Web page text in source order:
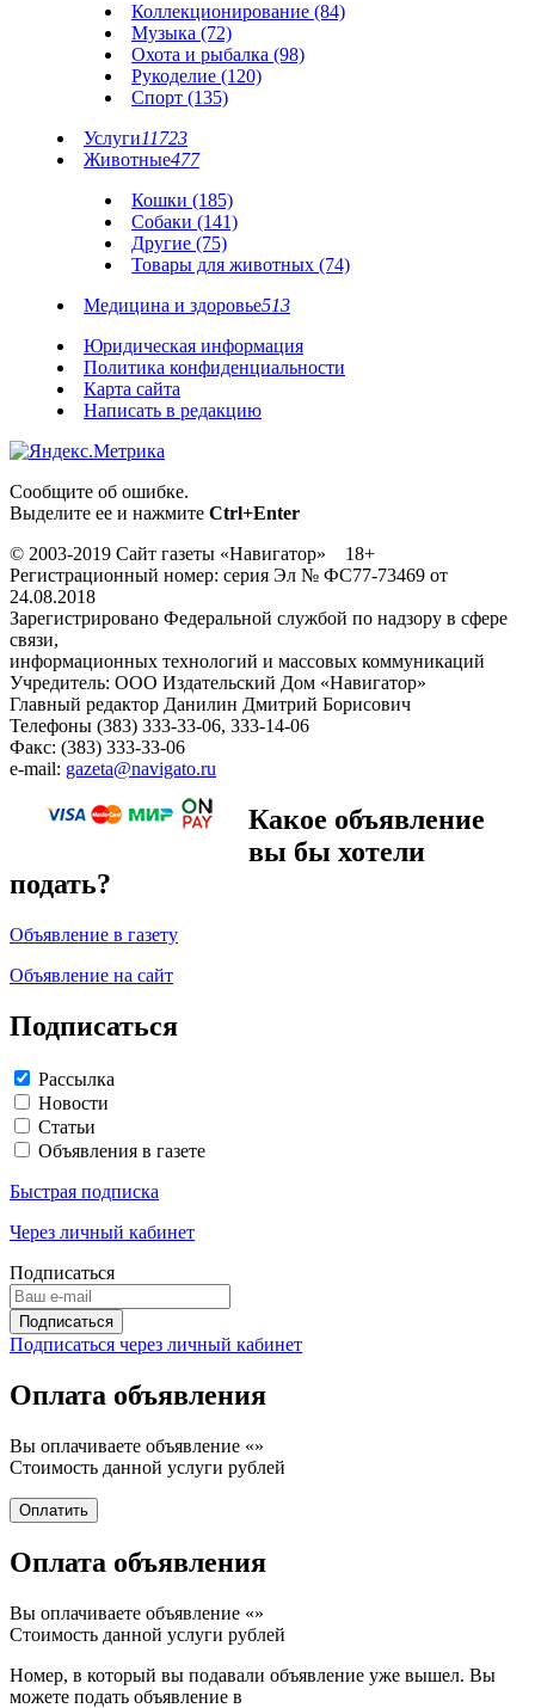
Коллекционирование (84)
Музыка (72)
Охота и рыбалка (98)
Рукоделие (120)
Спорт (135)
Услуги11723
Животные477
Кошки (185)
Собаки (141)
Другие (75)
Товары для животных (74)
Медицина и здоровье513
Юридическая информация
Политика конфиденциальности
Карта сайта
Написать в редакцию
Сообщите об ошибке.
Выделите ее и нажмите Ctrl+Enter
© 2003-2019 Сайт газеты «Навигатор» 18+
Регистрационный номер: серия Эл № ФС77-73469 от
24.08.2018
Зарегистрировано Федеральной службой по надзору в сфере
связи,
информационных технологий и массовых коммуникаций
Учредитель: ООО Издательский Дом «Навигатор»
Главный редактор Данилин Дмитрий Борисович
Телефоны (383) 333-33-06, 333-14-06
Факс: (383) 333-33-06
e-mail: gazeta@navigato.ru
Какое объявление
вы бы хотели
подать?
Объявление в газету
Объявление на сайт
Подписаться
Рассылка
Новости
Статьи
Объявления в газете
Быстрая подписка
Через личный кабинет
Подписаться
Подписаться через личный кабинет
Оплата объявления
Вы оплачиваете объявление «»
Стоимость данной услуги рублей
Оплата объявления
Вы оплачиваете объявление «»
Стоимость данной услуги рублей
Номер, в который вы подавали объявление уже вышел. Вы
можете подать объявление в